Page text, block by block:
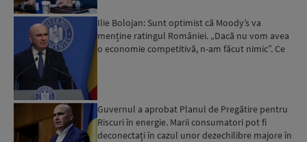
Ilie Bolojan: Sunt optimist că Moody’s va
menține ratingul României. „Dacă nu vom avea
o economie competitivă, n-am făcut nimic”. Ce
Guvernul a aprobat Planul de Pregătire pentru
Riscuri în energie. Marii consumatori pot fi
deconectați în cazul unor dezechilibre majore în